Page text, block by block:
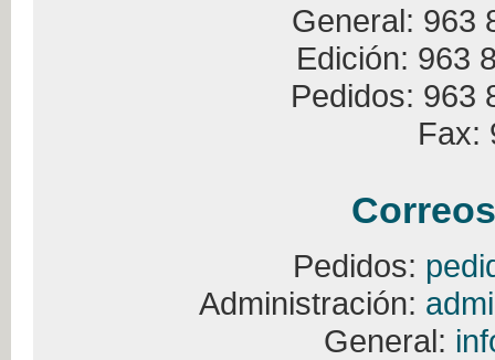
General: 963
Edición: 963
Pedidos: 963
Fax:
Pedidos:
Administración:
General: